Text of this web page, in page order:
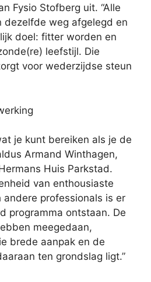
Fysio Stofberg uit. “Alle
dezelfde weg afgelegd en
doel: fitter worden en
leefstijl. Die
voor wederzijdse steun
je kunt bereiken als je de
Armand Winthagen,
Huis Parkstad.
van enthousiaste
professionals is er
programma ontstaan. De
meegedaan,
brede aanpak en de
ten grondslag ligt.”